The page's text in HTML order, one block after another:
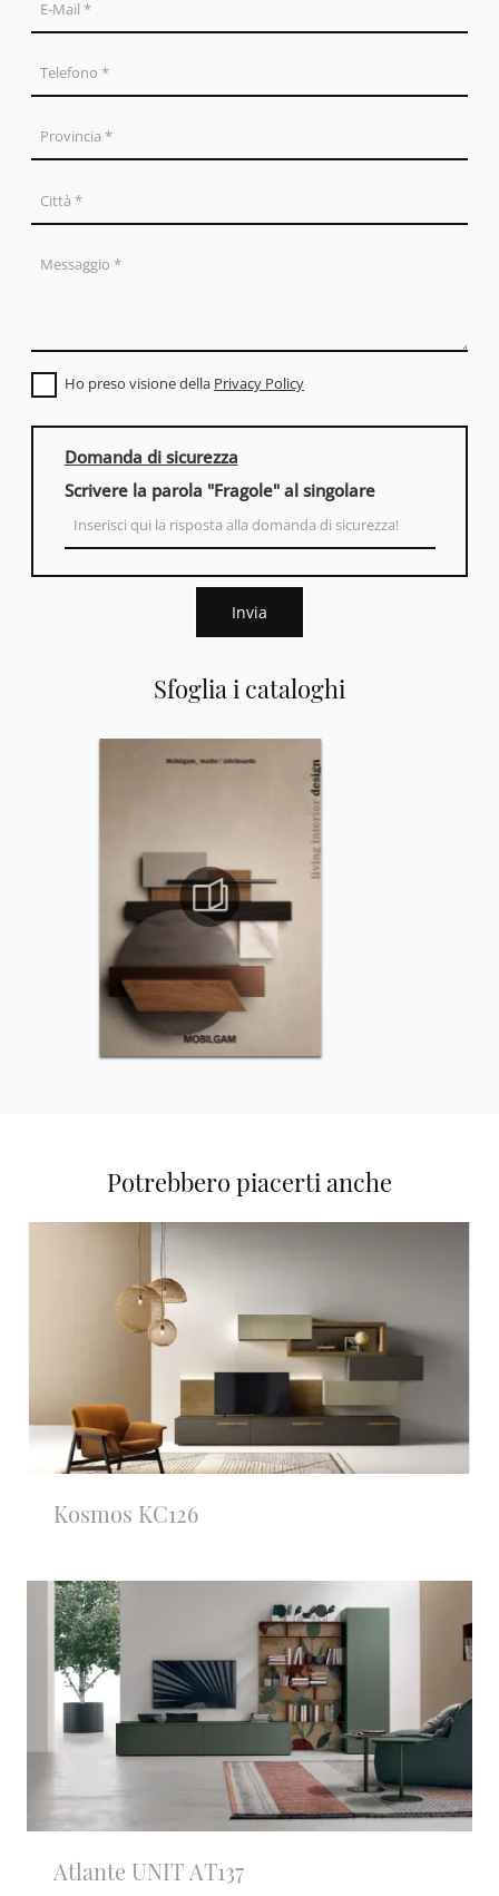
Sfoglia i cataloghi
Ho preso visione della Privacy Policy
Domanda di sicurezza
Scrivere la parola "Fragole" al singolare
Invia
Potrebbero piacerti anche
Kosmos KC126
Atlante UNIT AT137